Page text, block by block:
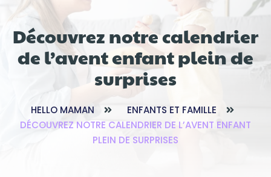
Découvrez notre calendrier
de l’avent enfant plein de
surprises
HELLO MAMAN
ENFANTS ET FAMILLE
DÉCOUVREZ NOTRE CALENDRIER DE L’AVENT ENFANT
PLEIN DE SURPRISES